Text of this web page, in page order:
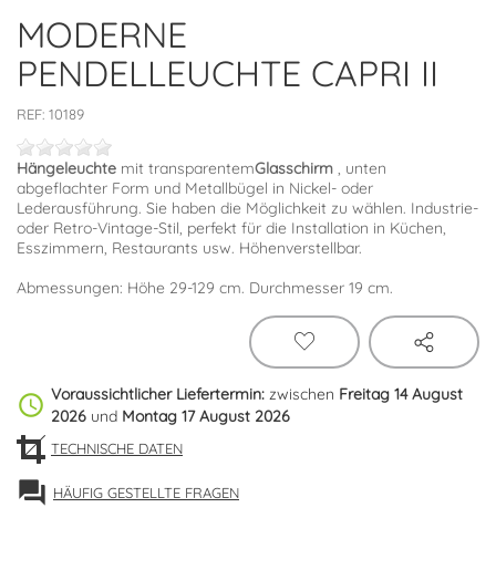
MODERNE
PENDELLEUCHTE CAPRI II
REF: 10189
Hängeleuchte mit transparentemGlasschirm , unten
abgeflachter Form und Metallbügel in Nickel- oder
Lederausführung. Sie haben die Möglichkeit zu wählen. Industrie-
oder Retro-Vintage-Stil, perfekt für die Installation in Küchen,
Esszimmern, Restaurants usw. Höhenverstellbar.
Abmessungen: Höhe 29-129 cm. Durchmesser 19 cm.
schedule Voraussichtlicher Liefertermin: zwischen Freitag 14 August
2026 und Montag 17 August 2026
TECHNISCHE DATEN
forum HÄUFIG GESTELLTE FRAGEN